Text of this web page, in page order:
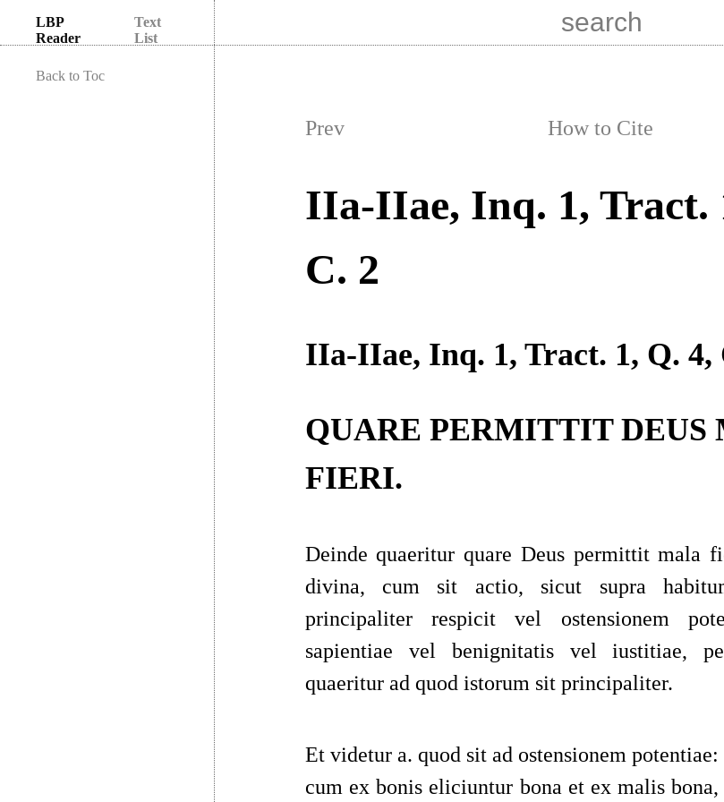
LBP
Reader
Text
List
Back to Toc
Prev How to Cite
IIa-IIae, Inq. 1, Tract.
C. 2
IIa-IIae, Inq. 1, Tract. 1, Q. 4,
QUARE PERMITTIT DEUS
FIERI.
Deinde quaeritur quare Deus permittit mala
divina, cum sit actio, sicut supra
principaliter respicit vel ostensionem
sapientiae vel benignitatis vel iustitiae,
quaeritur ad quod istorum sit principaliter.
Et videtura. quod sit ad ostensionem potentiae:
cum ex bonis eliciuntur bona et ex malis